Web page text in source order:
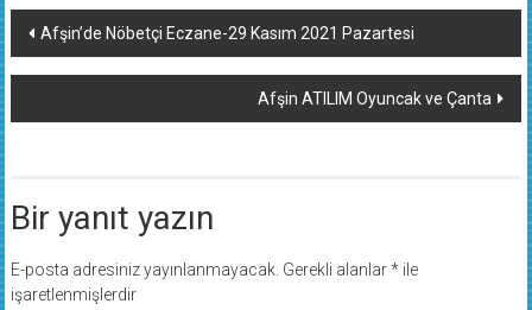
Yazı
dolaşımı
Afşin’de Nöbetçi Eczane-29 Kasım 2021 Pazartesi
Afşin ATILIM Oyuncak ve Çanta
Bir yanıt yazın
E-posta adresiniz yayınlanmayacak. Gerekli alanlar*ile
işaretlenmişlerdir